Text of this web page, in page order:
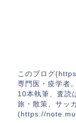
このブログ
専門医・疫学者
10本執筆、査読
旅・散策、サッ
(https://